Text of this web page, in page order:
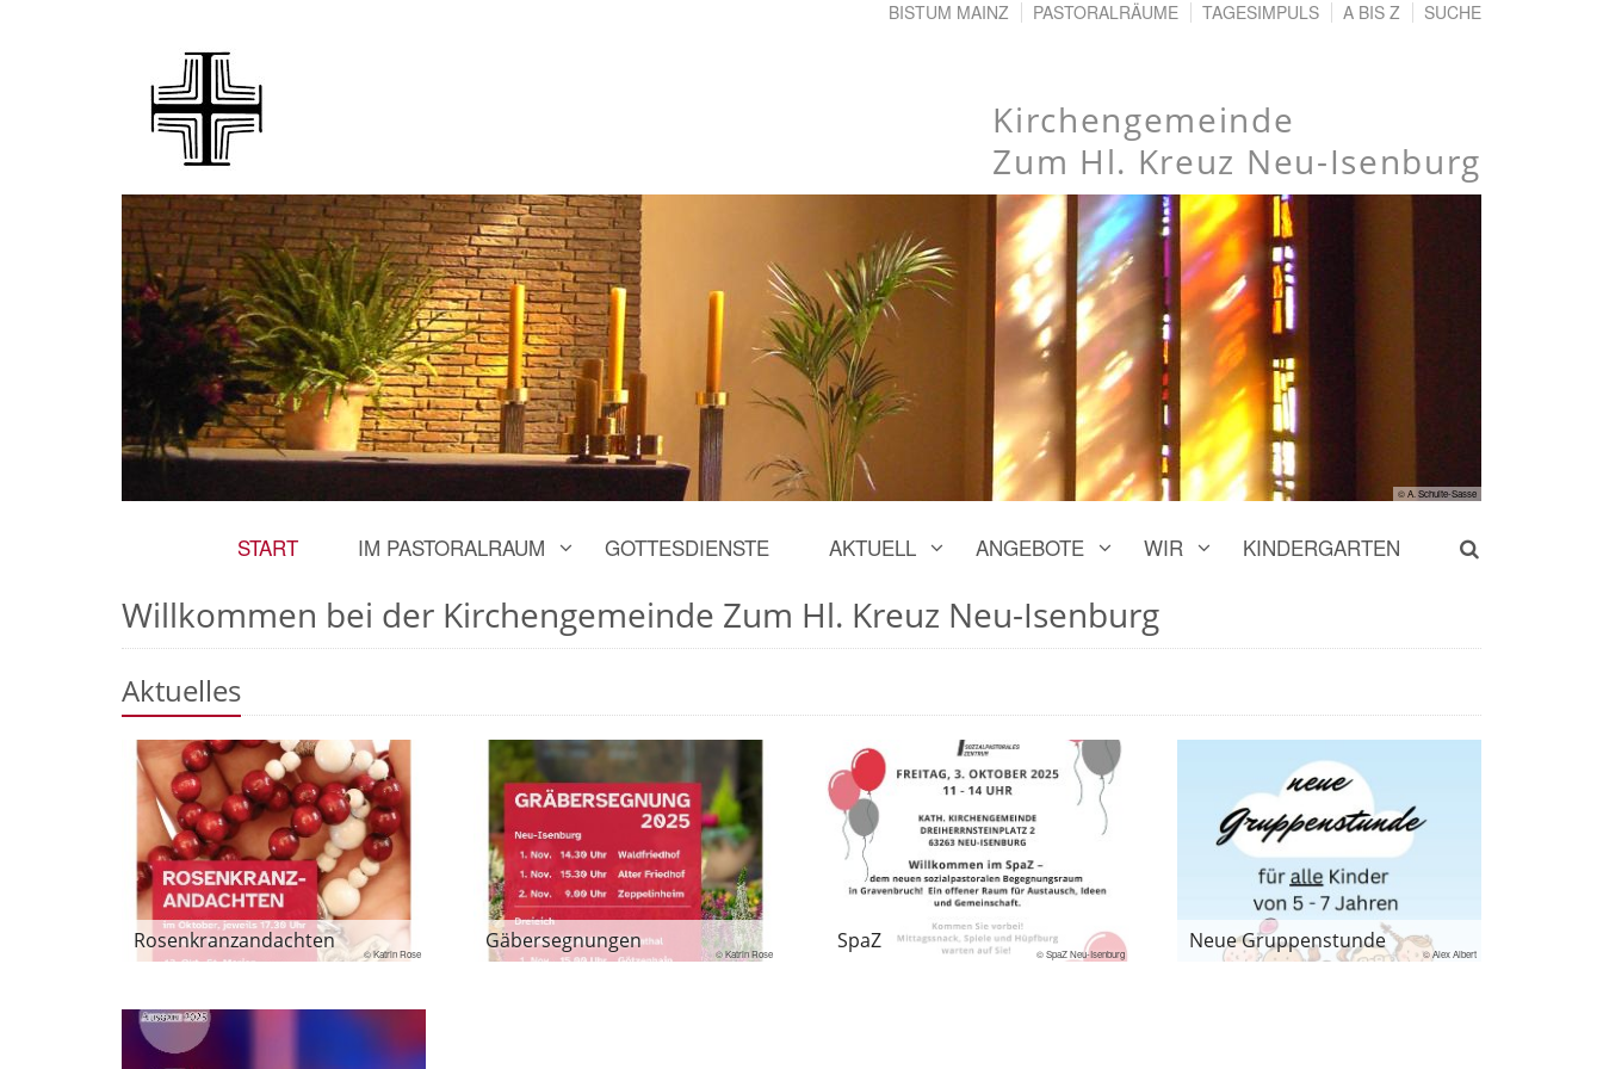
BISTUM MAINZ PASTORALRÄUME TAGESIMPULS A BIS Z SUCHE
Kirchengemeinde
Zum Hl. Kreuz Neu-Isenburg
© A. Schulte-Sasse
START IM PASTORALRAUM GOTTESDIENSTE AKTUELL ANGEBOTE WIR KINDERGARTEN
Willkommen bei der Kirchengemeinde Zum Hl. Kreuz Neu-Isenburg
Aktuelles
Rosenkranzandachten
© Katrin Rose
Gäbersegnungen
© Katrin Rose
SpaZ
© SpaZ Neu-Isenburg
Neue Gruppenstunde
© Alex Albert